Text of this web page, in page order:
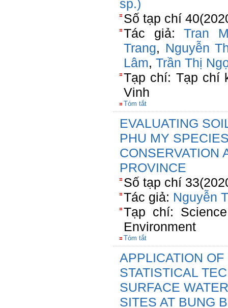
sp.)
Số tạp chí
Tác giả:Tran
Trang, Nguyễn
Lâm, Trần Thị
Tạp chí: Tạp chí
Vinh
Tóm tắt
EVALUATING
PHU MY
CONSERVATION
PROVINCE
Số tạp chí
Tác giả: Nguyễn
Tạp chí:
Environment
Tóm tắt
APPLICATION OF
STATISTICAL
SURFACE
SITES AT BUNG